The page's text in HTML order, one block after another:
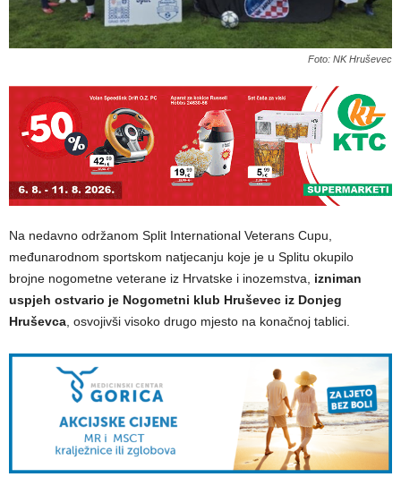
Foto: NK Hruševec
Na nedavno održanom Split International Veterans Cupu,
međunarodnom sportskom natjecanju koje je u Splitu okupilo
brojne nogometne veterane iz Hrvatske i inozemstva, izniman
uspjeh ostvario je Nogometni klub Hruševec iz Donjeg
Hruševca , osvojivši visoko drugo mjesto na konačnoj tablici.